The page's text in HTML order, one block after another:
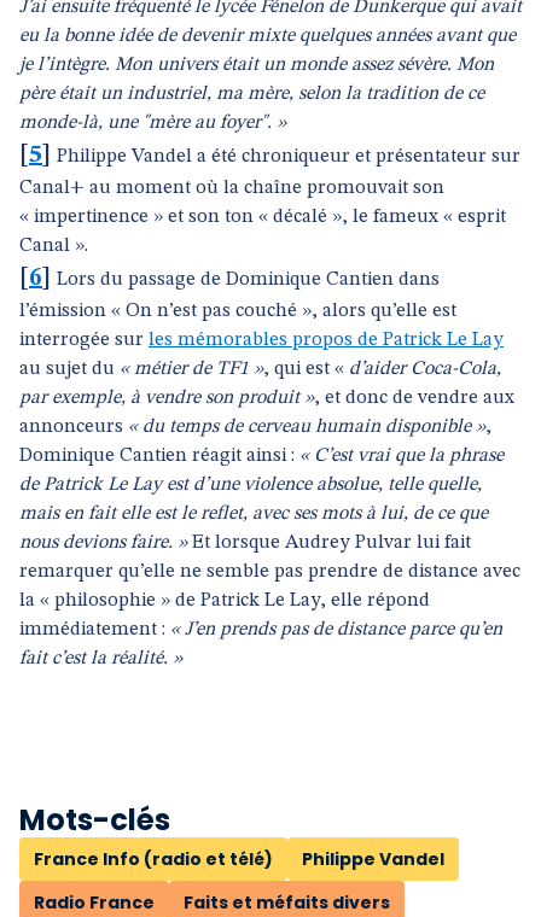
J’ai ensuite fréquenté le lycée Fénelon de Dunkerque qui avait
eu la bonne idée de devenir mixte quelques années avant que
je l’intègre. Mon univers était un monde assez sévère. Mon
père était un industriel, ma mère, selon la tradition de ce
monde-là, une "mère au foyer". »
5
Philippe Vandel a été chroniqueur et présentateur sur
Canal+ au moment où la chaîne promouvait son
« impertinence » et son ton « décalé », le fameux « esprit
Canal ».
6
Lors du passage de Dominique Cantien dans
l’émission « On n’est pas couché », alors qu’elle est
interrogée sur les mémorables propos de Patrick Le Lay
au sujet du « métier de TF1 », qui est « d’aider Coca-Cola,
par exemple, à vendre son produit », et donc de vendre aux
annonceurs « du temps de cerveau humain disponible »,
Dominique Cantien réagit ainsi : « C’est vrai que la phrase
de Patrick Le Lay est d’une violence absolue, telle quelle,
mais en fait elle est le reflet, avec ses mots à lui, de ce que
nous devions faire. »Et lorsque Audrey Pulvar lui fait
remarquer qu’elle ne semble pas prendre de distance avec
la « philosophie » de Patrick Le Lay, elle répond
immédiatement : « J’en prends pas de distance parce qu’en
fait c’est la réalité. »
Mots-clés
France Info (radio et télé)
Philippe Vandel
Radio France
Faits et méfaits divers